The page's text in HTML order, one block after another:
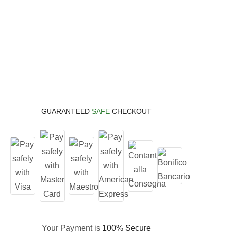
GUARANTEED SAFECHECKOUT
Your Payment is 100% Secure